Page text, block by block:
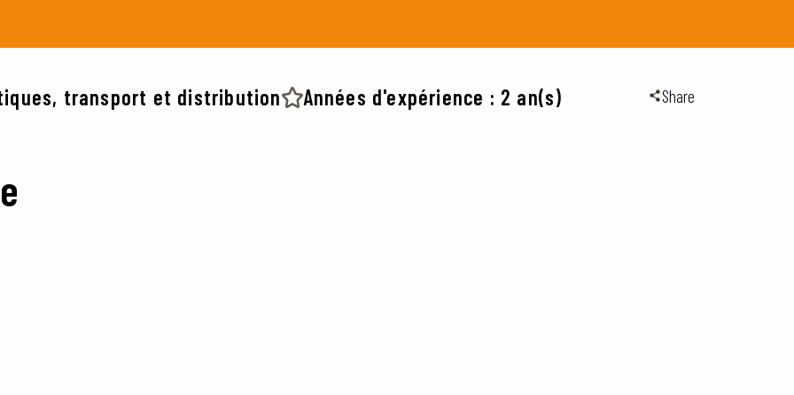
transport et distribution Années d'expérience : 2 an(s) Share